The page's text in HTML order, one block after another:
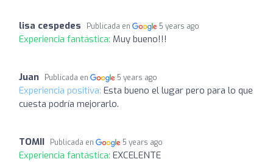
lisa cespedes Publicada en 5 years ago
Experiencia fantástica: Muy bueno!!!
Juan Publicada en 5 years ago
Experiencia positiva: Esta bueno el lugar pero para lo que
cuesta podría mejorarlo.
TOMII Publicada en 5 years ago
Experiencia fantástica: EXCELENTE